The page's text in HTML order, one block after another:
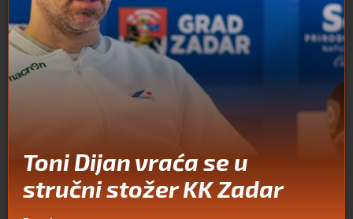
Toni Dijan vraća se u
stručni stožer KK Zadar